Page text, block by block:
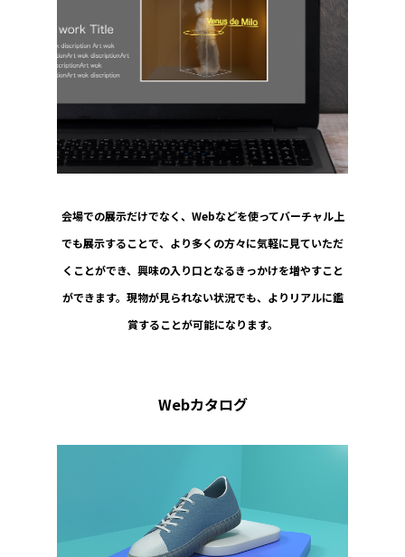
会場での展示だけでなく、Webなどを使ってバーチャル上
でも展示することで、より多くの方々に気軽に見ていただ
くことができ、興味の入り口となるきっかけを増やすこと
ができます。現物が見られない状況でも、よりリアルに鑑
賞することが可能になります。
Webカタログ